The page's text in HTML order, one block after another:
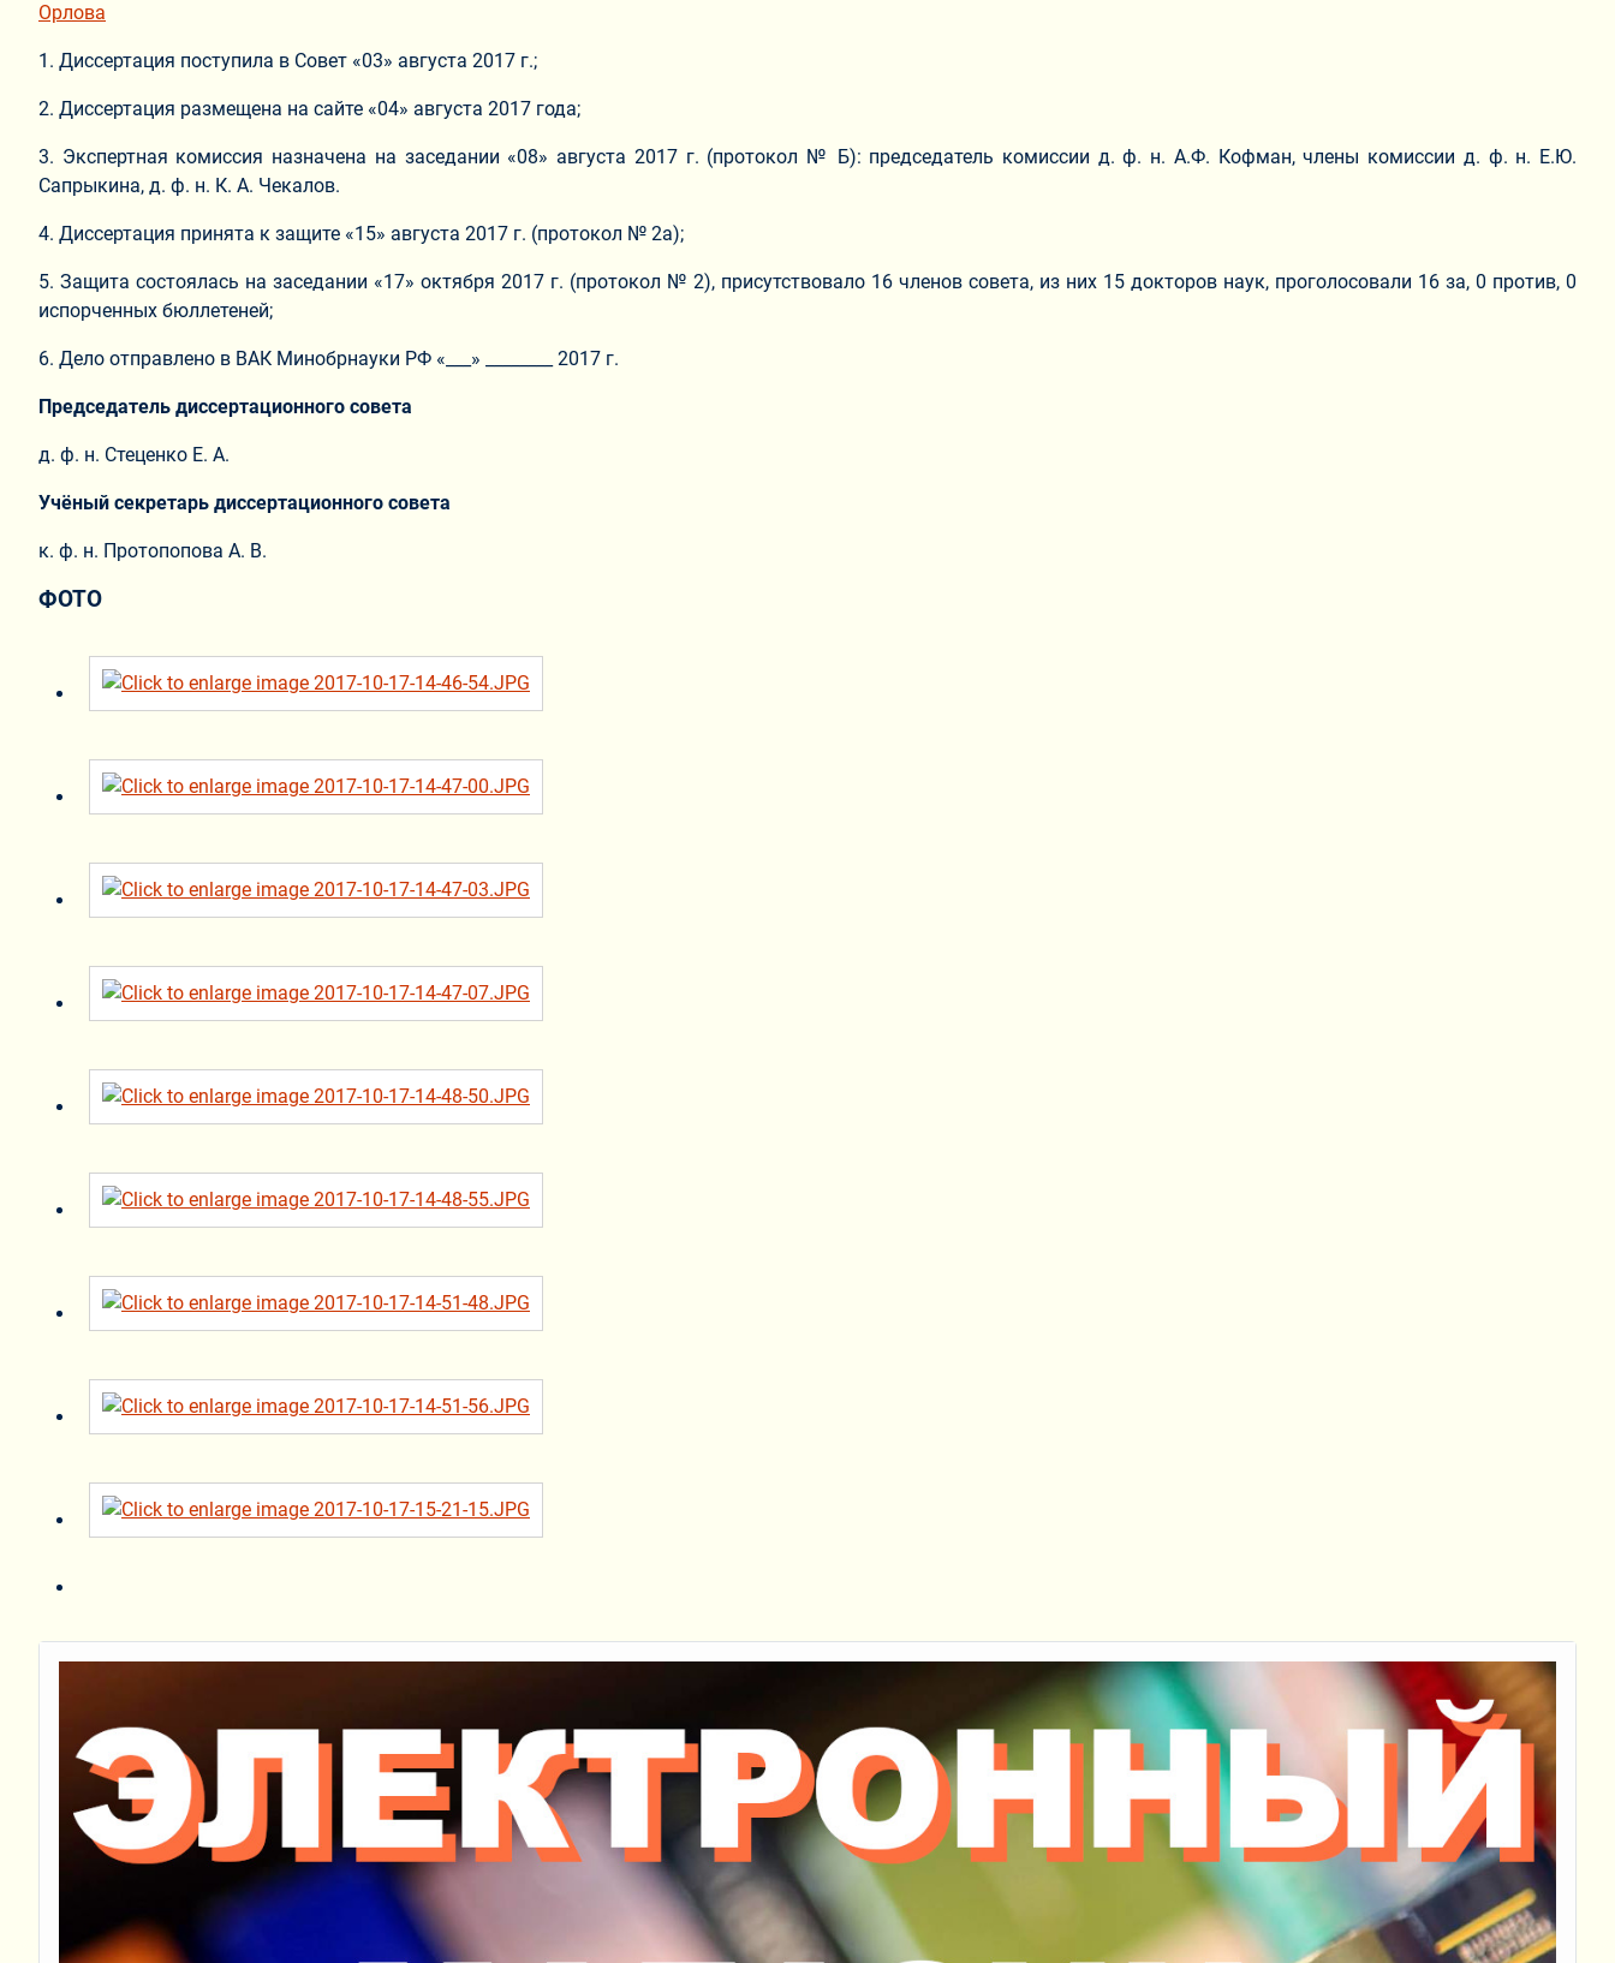
Орлова
1. Диссертация поступила в Совет «03» августа 2017 г.;
2. Диссертация размещена на сайте «04» августа 2017 года;
3. Экспертная комиссия назначена на заседании «08» августа 2017 г. (протокол № Б): председатель комиссии д. ф. н. А.Ф. Кофман, члены комиссии д. ф. н. Е.Ю.
Сапрыкина, д. ф. н. К. А. Чекалов.
4. Диссертация принята к защите «15» августа 2017 г. (протокол № 2а);
5. Защита состоялась на заседании «17» октября 2017 г. (протокол № 2), присутствовало 16 членов совета, из них 15 докторов наук, проголосовали 16 за, 0 против, 0
испорченных бюллетеней;
6. Дело отправлено в ВАК Минобрнауки РФ «___» ________ 2017 г.
Председатель диссертационного совета
д. ф. н. Стеценко Е. А.
Учёный секретарь диссертационного совета
к. ф. н. Протопопова А. В.
ФОТО